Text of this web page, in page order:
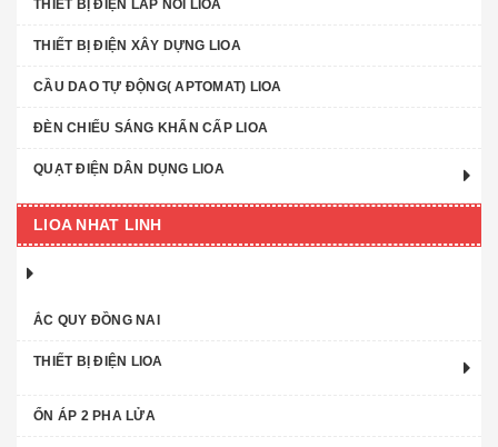
THIẾT BỊ ĐIỆN LẮP NỔI LIOA
THIẾT BỊ ĐIỆN XÂY DỰNG LIOA
CẦU DAO TỰ ĐỘNG( APTOMAT) LIOA
ĐÈN CHIẾU SÁNG KHẨN CẤP LIOA
QUẠT ĐIỆN DÂN DỤNG LIOA
LIOA NHAT LINH
ẮC QUY ĐỒNG NAI
THIẾT BỊ ĐIỆN LIOA
ỔN ÁP 2 PHA LỬA